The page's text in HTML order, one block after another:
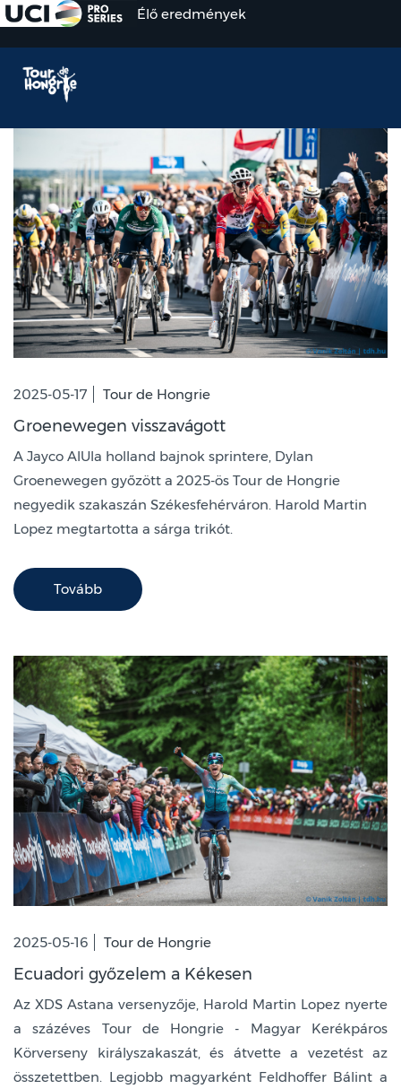
Élő eredmények
2025-05-17 Tour de Hongrie
Groenewegen visszavágott
A Jayco AlUla holland bajnok sprintere, Dylan
Groenewegen győzött a 2025-ös Tour de Hongrie
negyedik szakaszán Székesfehérváron. Harold Martin
Lopez megtartotta a sárga trikót.
Tovább
2025-05-16 Tour de Hongrie
Ecuadori győzelem a Kékesen
Az XDS Astana versenyzője, Harold Martin Lopez nyerte
a százéves Tour de Hongrie - Magyar Kerékpáros
Körverseny királyszakaszát, és átvette a vezetést az
összetettben. Legjobb magyarként Feldhoffer Bálint a